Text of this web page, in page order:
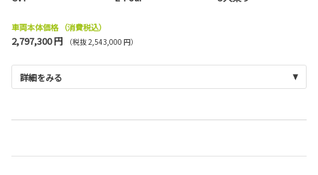
車両本体価格 （消費税込）
2,797,300 円 （税抜 2,543,000 円）
詳細をみる